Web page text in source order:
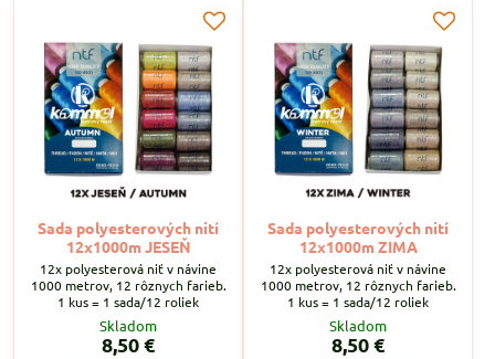
Sada polyesterových nití
12x1000m JESEŇ
12x polyesterová niť v návine
1000 metrov, 12 rôznych farieb.
1 kus = 1 sada/12 roliek
Skladom
8,50 €
Sada polyesterových nití
12x1000m ZIMA
12x polyesterová niť v návine
1000 metrov, 12 rôznych farieb.
1 kus = 1 sada/12 roliek
Skladom
8,50 €